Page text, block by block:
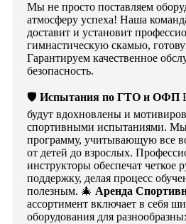
Мы не просто поставляем
атмосферу успеха! Наша
доставит и установит
гимнастическую скамью,
Гарантируем качественное
безопасность.
🛡 Испытания по ГТО и ОФП
будут вдохновлены и
спортивными испытаниями. Мы
программу, учитывающую все
от детей до взрослых.
инструкторы обеспечат четкое
поддержку, делая процесс
полезным. 🎄 Аренда
ассортимент включает в себя
оборудования для